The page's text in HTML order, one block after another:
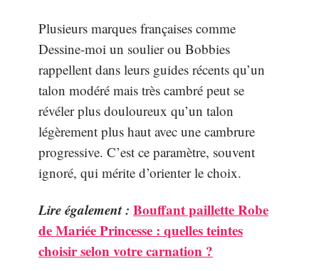
Plusieurs marques françaises comme
Dessine-moi un soulier ou Bobbies
rappellent dans leurs guides récents qu’un
talon modéré mais très cambré peut se
révéler plus douloureux qu’un talon
légèrement plus haut avec une cambrure
progressive. C’est ce paramètre, souvent
ignoré, qui mérite d’orienter le choix.
Lire également : Bouffant paillette Robe
de Mariée Princesse : quelles teintes
choisir selon votre carnation ?